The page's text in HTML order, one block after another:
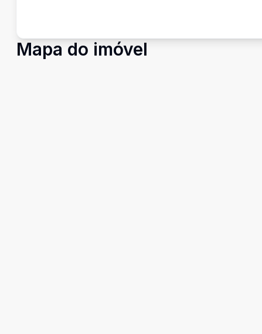
Mapa do imóvel